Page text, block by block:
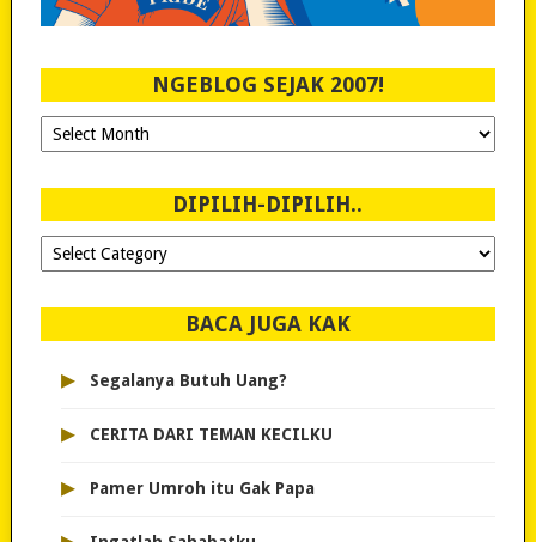
NGEBLOG SEJAK 2007!
Ngeblog
Sejak
DIPILIH-DIPILIH..
Dipilih-
dipilih..
BACA JUGA KAK
▸ Segalanya Butuh Uang?
▸ CERITA DARI TEMAN KECILKU
▸ Pamer Umroh itu Gak Papa